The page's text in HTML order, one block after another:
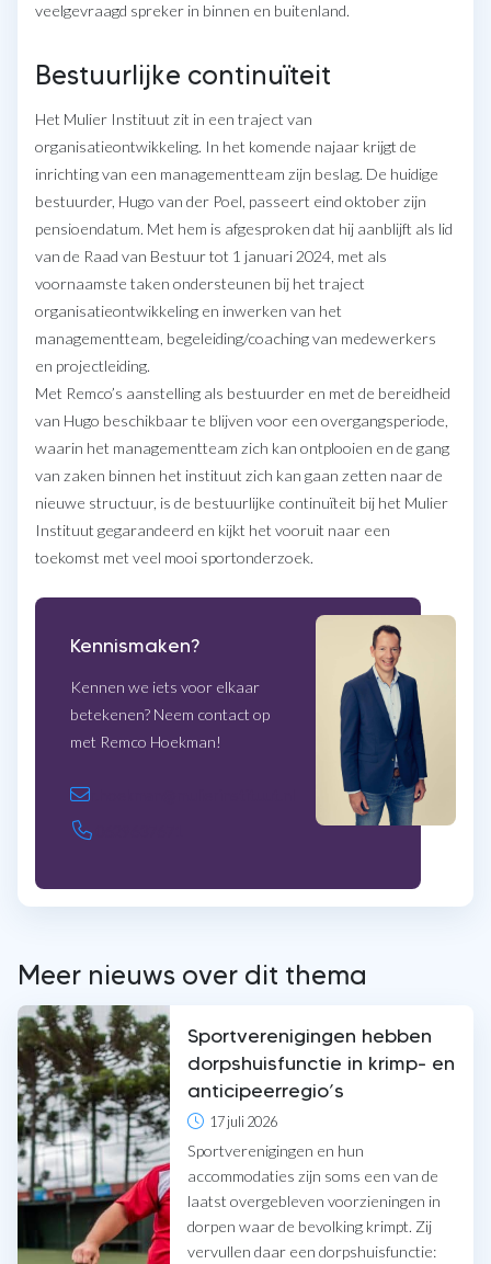
veelgevraagd spreker in binnen en buitenland.
Bestuurlijke continuïteit
Het Mulier Instituut zit in een traject van
organisatieontwikkeling. In het komende najaar krijgt de
inrichting van een managementteam zijn beslag. De huidige
bestuurder, Hugo van der Poel, passeert eind oktober zijn
pensioendatum. Met hem is afgesproken dat hij aanblijft als lid
van de Raad van Bestuur tot 1 januari 2024, met als
voornaamste taken ondersteunen bij het traject
organisatieontwikkeling en inwerken van het
managementteam, begeleiding/coaching van medewerkers
en projectleiding.
Met Remco’s aanstelling als bestuurder en met de bereidheid
van Hugo beschikbaar te blijven voor een overgangsperiode,
waarin het managementteam zich kan ontplooien en de gang
van zaken binnen het instituut zich kan gaan zetten naar de
nieuwe structuur, is de bestuurlijke continuïteit bij het Mulier
Instituut gegarandeerd en kijkt het vooruit naar een
toekomst met veel mooi sportonderzoek.
Kennismaken?
Kennen we iets voor elkaar
betekenen? Neem contact op
met Remco Hoekman!
E-mail:
Meer nieuws over dit thema
Sportverenigingen hebben
dorpshuisfunctie in krimp- en
anticipeerregio’s
17 juli 2026
Sportverenigingen en hun
accommodaties zijn soms een van de
laatst overgebleven voorzieningen in
dorpen waar de bevolking krimpt. Zij
vervullen daar een dorpshuisfunctie: